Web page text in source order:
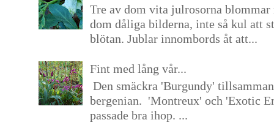
Tre av dom vita julrosorna blommar
dom dåliga bilderna, inte så kul att
blötan. Jublar innombords åt att...
Fint med lång vår...
Den smäckra 'Burgundy'
bergenian. 'Montreux' och 'Exotic
passade bra ihop. ...